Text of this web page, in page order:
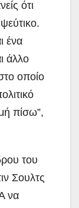
ότι
ψεύτικο.
ένα
άλλο
οποίο
πίσω”,
του
Σουλτς
να